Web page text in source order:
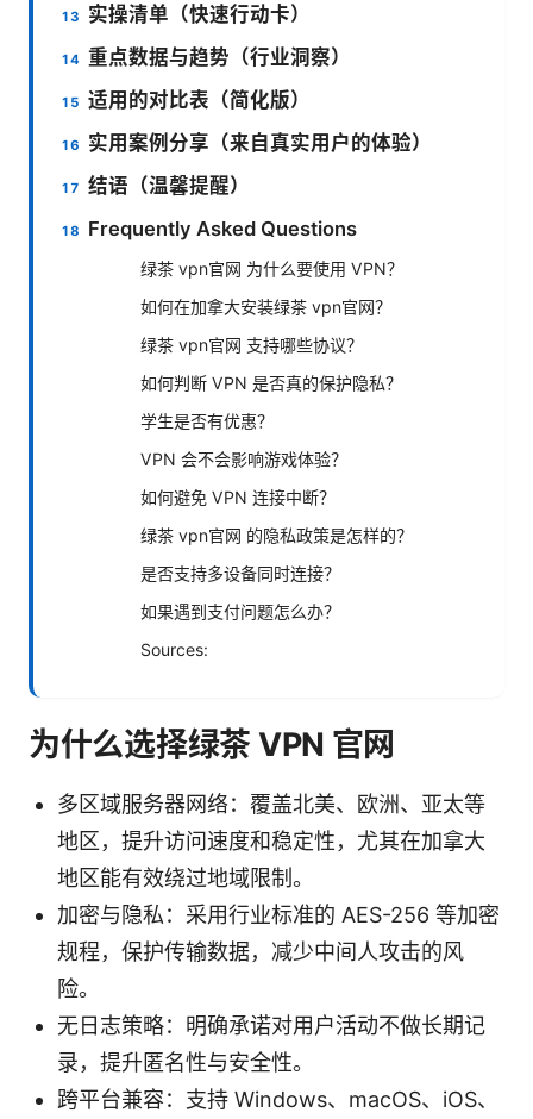
实操清单（快速行动卡）
重点数据与趋势（行业洞察）
适用的对比表（简化版）
实用案例分享（来自真实用户的体验）
结语（温馨提醒）
Frequently Asked Questions
绿茶 vpn官网 为什么要使用 VPN？
如何在加拿大安装绿茶 vpn官网？
绿茶 vpn官网 支持哪些协议？
如何判断 VPN 是否真的保护隐私？
学生是否有优惠？
VPN 会不会影响游戏体验？
如何避免 VPN 连接中断？
绿茶 vpn官网 的隐私政策是怎样的？
是否支持多设备同时连接？
如果遇到支付问题怎么办？
Sources:
为什么选择绿茶 VPN 官网
多区域服务器网络：覆盖北美、欧洲、亚太等
地区，提升访问速度和稳定性，尤其在加拿大
地区能有效绕过地域限制。
加密与隐私：采用行业标准的 AES-256 等加密
规程，保护传输数据，减少中间人攻击的风
险。
无日志策略：明确承诺对用户活动不做长期记
录，提升匿名性与安全性。
跨平台兼容：支持 Windows、macOS、iOS、